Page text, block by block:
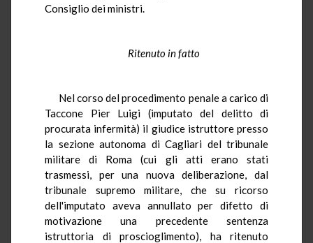
Consiglio dei ministri.
Ritenuto in fatto
Nel corso del procedimento penale a carico di
Taccone Pier Luigi (imputato del delitto di
procurata infermità) il giudice istruttore presso
la sezione autonoma di Cagliari del tribunale
militare di Roma (cui gli atti erano stati
trasmessi, per una nuova deliberazione, dal
tribunale supremo militare, che su ricorso
dell'imputato aveva annullato per difetto di
motivazione una precedente sentenza
istruttoria di proscioglimento), ha ritenuto